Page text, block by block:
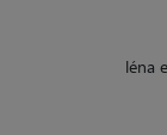
léna